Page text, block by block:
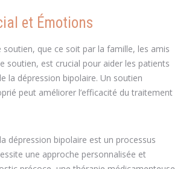
et Émotions
soutien, que ce soit par la famille, les amis
soutien, est crucial pour aider les patients
la dépression bipolaire. Un soutien
peut améliorer l’efficacité du traitement
dépression bipolaire est un processus
une approche personnalisée et